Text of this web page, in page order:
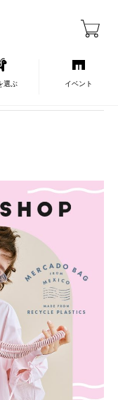
選ぶ イベント